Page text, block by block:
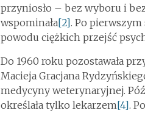
przyniosło – bez wyboru i
wspominała[2]. Po pierwszym
powodu ciężkich przejść
Do 1960 roku pozostawała
Macieja Gracjana
medycyny weterynaryjnej.
określała tylko lekarzem[4].